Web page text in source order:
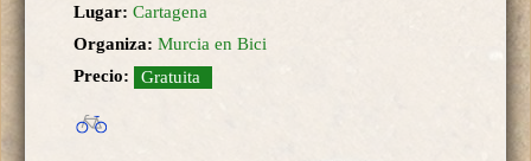
Lugar: Cartagena
Organiza: Murcia en Bici
Precio:
Gratuita